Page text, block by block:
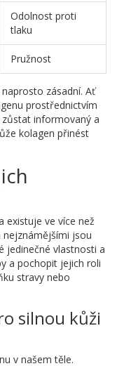
Odolnost proti
tlaku
Pružnost
zásadní. Ať
prostřednictvím
informovaný a
kolagen přinést
existuje ve více než
jsou
jedinečné vlastnosti a
a pochopit jejich roli
stravy nebo
silnou kůži
v našem těle.